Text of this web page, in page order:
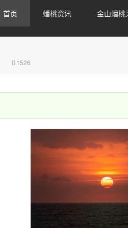
首页 蟠桃资讯 金山蟠桃
1526